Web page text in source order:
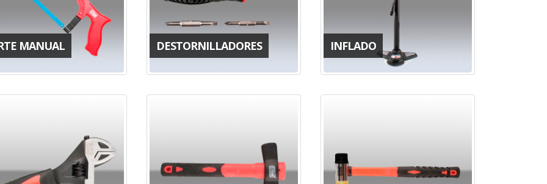
MANUAL DESTORNILLADORES INFLADO